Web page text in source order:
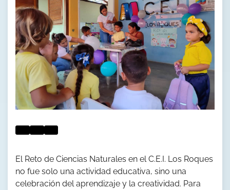
El Reto de Ciencias Naturales en el C.E.I. Los Roques
no fue solo una actividad educativa, sino una
celebración del aprendizaje y la creatividad. Para